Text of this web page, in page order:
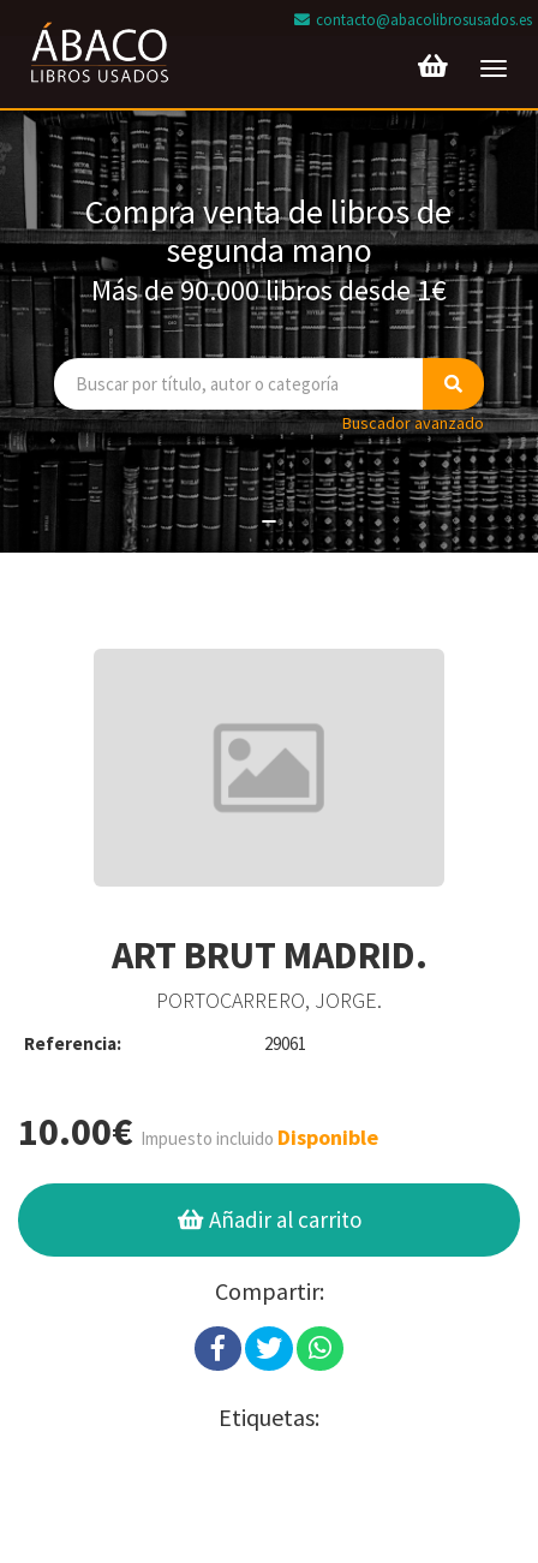
contacto@abacolibrosusados.es
Compra venta de libros de
segunda mano
Más de 90.000 libros desde 1€
Buscador avanzado
ART BRUT MADRID.
PORTOCARRERO, JORGE.
Referencia: 29061
10.00€ Impuesto incluido Disponible
Añadir al carrito
Compartir:
Etiquetas: